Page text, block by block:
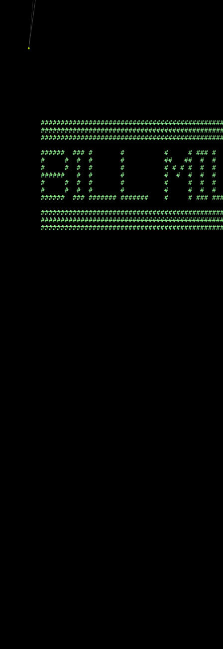
######  ### #       #          #     # ### #
#     #  #  #       #          ##   ##  #
#     #  #  #       #          # # # #  #
######   #  #       #          #  #  #  #  #
#     #  #  #       #          #     #  #
#     #  #  #       #          #     #  #
######  ### ####### #######    #     # ###